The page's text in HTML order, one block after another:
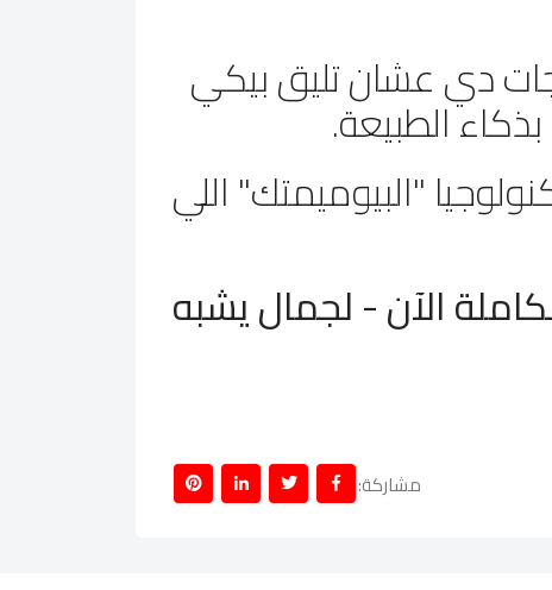
دي عشان تليق بيكي
"البيوميمتك" اللي
الآن - لجمال يشبه
مشاركة: